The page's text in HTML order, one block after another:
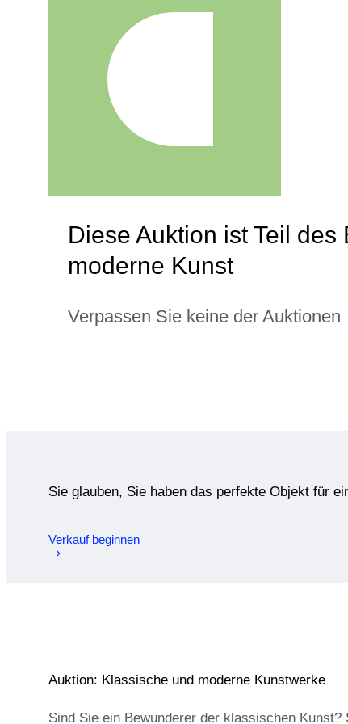
Diese Auktion ist Teil
moderne Kunst
Verpassen Sie keine der Auktionen
Sie glauben, Sie haben das perfekte Objekt für
Verkauf beginnen
Auktion: Klassische und moderne Kunstwerke
Sind Sie ein Bewunderer der klassischen